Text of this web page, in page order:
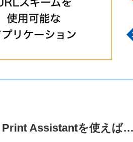
Print Assistantを使えば